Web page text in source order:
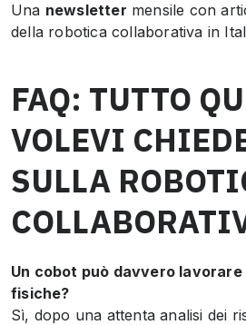
Una newsletter mensile con
della robotica collaborativa in
FAQ: TUTTO
VOLEVI
SULLA
Un cobot può davvero
fisiche?
Sì, dopo una attenta analisi dei